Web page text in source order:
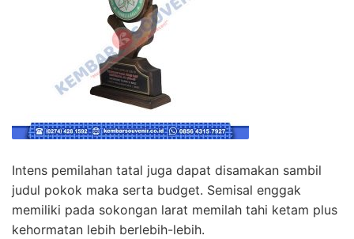
Intens pemilahan tatal juga dapat disamakan sambil
judul pokok maka serta budget. Semisal enggak
memiliki pada sokongan larat memilah tahi ketam plus
kehormatan lebih berlebih-lebih.